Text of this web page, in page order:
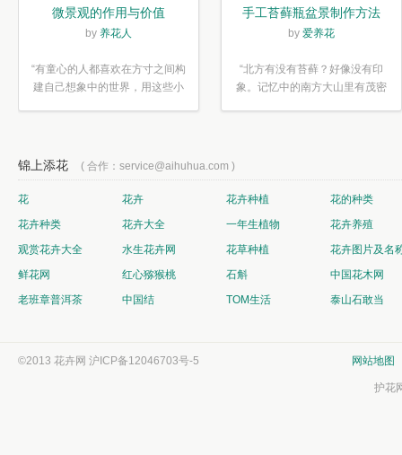
微景观的作用与价值
by 养花人
“有童心的人都喜欢在方寸之间构
建自己想象中的世界，用这些小
手工苔藓瓶盆景制作方法
by 爱养花
“北方有没有苔藓？好像没有印
象。记忆中的南方大山里有茂密
锦上添花 ( 合作：service@aihuhua.com )
花 花卉 花卉种植
花的种类
花卉种类
花卉大全 一年生植物
花卉养殖
观赏花卉大全
水生花卉网 花草种植
花卉图片及名
鲜花网
红心猕猴桃 石斛
中国花木网
老班章普洱茶
中国结 TOM生活 泰山石敢当
©2013 花卉网 沪ICP备12046703号-5 网站地图
护花